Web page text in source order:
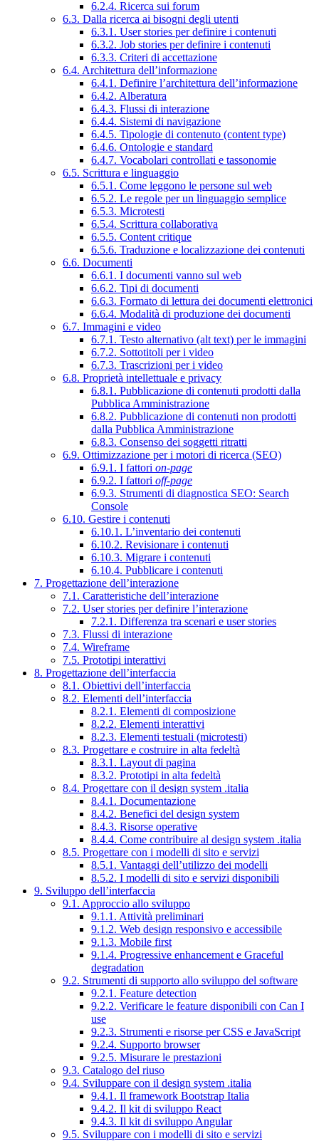
6.2.4. Ricerca sui forum
6.3. Dalla ricerca ai bisogni degli utenti
6.3.1. User stories per definire i contenuti
6.3.2. Job stories per definire i contenuti
6.3.3. Criteri di accettazione
6.4. Architettura dell’informazione
6.4.1. Definire l’architettura dell’informazione
6.4.2. Alberatura
6.4.3. Flussi di interazione
6.4.4. Sistemi di navigazione
6.4.5. Tipologie di contenuto (content type)
6.4.6. Ontologie e standard
6.4.7. Vocabolari controllati e tassonomie
6.5. Scrittura e linguaggio
6.5.1. Come leggono le persone sul web
6.5.2. Le regole per un linguaggio semplice
6.5.3. Microtesti
6.5.4. Scrittura collaborativa
6.5.5. Content critique
6.5.6. Traduzione e localizzazione dei contenuti
6.6. Documenti
6.6.1. I documenti vanno sul web
6.6.2. Tipi di documenti
6.6.3. Formato di lettura dei documenti elettronici
6.6.4. Modalità di produzione dei documenti
6.7. Immagini e video
6.7.1. Testo alternativo (alt text) per le immagini
6.7.2. Sottotitoli per i video
6.7.3. Trascrizioni per i video
6.8. Proprietà intellettuale e privacy
6.8.1. Pubblicazione di contenuti prodotti dalla
Pubblica Amministrazione
6.8.2. Pubblicazione di contenuti non prodotti
dalla Pubblica Amministrazione
6.8.3. Consenso dei soggetti ritratti
6.9. Ottimizzazione per i motori di ricerca (SEO)
6.9.1. I fattori on-page
6.9.2. I fattori off-page
6.9.3. Strumenti di diagnostica SEO: Search
Console
6.10. Gestire i contenuti
6.10.1. L’inventario dei contenuti
6.10.2. Revisionare i contenuti
6.10.3. Migrare i contenuti
6.10.4. Pubblicare i contenuti
7. Progettazione dell’interazione
7.1. Caratteristiche dell’interazione
7.2. User stories per definire l’interazione
7.2.1. Differenza tra scenari e user stories
7.3. Flussi di interazione
7.4. Wireframe
7.5. Prototipi interattivi
8. Progettazione dell’interfaccia
8.1. Obiettivi dell’interfaccia
8.2. Elementi dell’interfaccia
8.2.1. Elementi di composizione
8.2.2. Elementi interattivi
8.2.3. Elementi testuali (microtesti)
8.3. Progettare e costruire in alta fedeltà
8.3.1. Layout di pagina
8.3.2. Prototipi in alta fedeltà
8.4. Progettare con il design system .italia
8.4.1. Documentazione
8.4.2. Benefici del design system
8.4.3. Risorse operative
8.4.4. Come contribuire al design system .italia
8.5. Progettare con i modelli di sito e servizi
8.5.1. Vantaggi dell’utilizzo dei modelli
8.5.2. I modelli di sito e servizi disponibili
9. Sviluppo dell’interfaccia
9.1. Approccio allo sviluppo
9.1.1. Attività preliminari
9.1.2. Web design responsivo e accessibile
9.1.3. Mobile first
9.1.4. Progressive enhancement e Graceful
degradation
9.2. Strumenti di supporto allo sviluppo del software
9.2.1. Feature detection
9.2.2. Verificare le feature disponibili con Can I
use
9.2.3. Strumenti e risorse per CSS e JavaScript
9.2.4. Supporto browser
9.2.5. Misurare le prestazioni
9.3. Catalogo del riuso
9.4. Sviluppare con il design system .italia
9.4.1. Il framework Bootstrap Italia
9.4.2. Il kit di sviluppo React
9.4.3. Il kit di sviluppo Angular
9.5. Sviluppare con i modelli di sito e servizi